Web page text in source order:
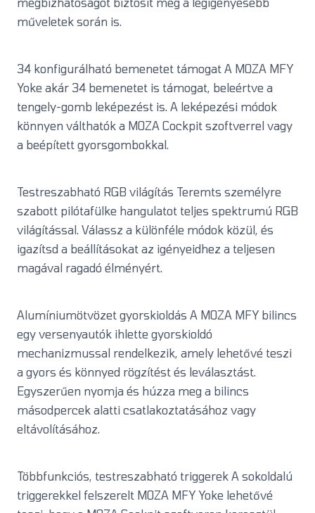
megbízhatóságot biztosít még a legigényesebb
műveletek során is.
34 konfigurálható bemenetet támogat A MOZA MFY
Yoke akár 34 bemenetet is támogat, beleértve a
tengely-gomb leképezést is. A leképezési módok
könnyen válthatók a MOZA Cockpit szoftverrel vagy
a beépített gyorsgombokkal.
Testreszabható RGB világítás Teremts személyre
szabott pilótafülke hangulatot teljes spektrumú RGB
világítással. Válassz a különféle módok közül, és
igazítsd a beállításokat az igényeidhez a teljesen
magával ragadó élményért.
Alumíniumötvözet gyorskioldás A MOZA MFY bilincs
egy versenyautók ihlette gyorskioldó
mechanizmussal rendelkezik, amely lehetővé teszi
a gyors és könnyed rögzítést és leválasztást.
Egyszerűen nyomja és húzza meg a bilincs
másodpercek alatti csatlakoztatásához vagy
eltávolításához.
Többfunkciós, testreszabható triggerek A sokoldalú
triggerekkel felszerelt MOZA MFY Yoke lehetővé